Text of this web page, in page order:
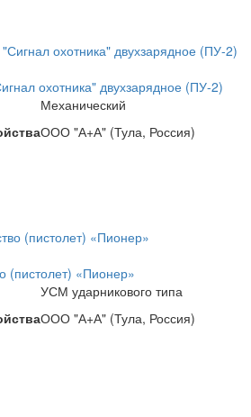
охотника" двухзарядное (ПУ-2)
Механический
ООО "А+А" (Тула, Россия)
(пистолет) «Пионер»
УСМ ударникового типа
ООО "А+А" (Тула, Россия)